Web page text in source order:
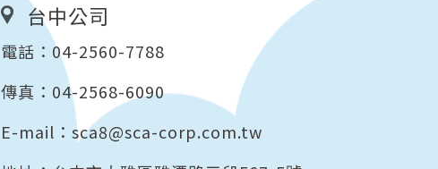
台中公司
電話： 04-2560-7788
傳真：04-2568-6090
E-mail： sca8@sca-corp.com.tw